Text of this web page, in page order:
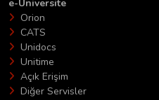
e-Üniversite
Orion
CATS
Unidocs
Unitime
Açık Erişim
Diğer Servisler